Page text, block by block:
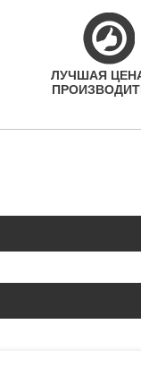
ЛУЧШАЯ